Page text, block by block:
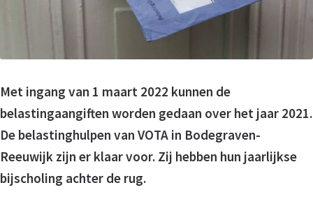
Met ingang van 1 maart 2022 kunnen de
belastingaangiften worden gedaan over het jaar 2021.
De belastinghulpen van VOTA in Bodegraven-
Reeuwijk zijn er klaar voor. Zij hebben hun jaarlijkse
bijscholing achter de rug.